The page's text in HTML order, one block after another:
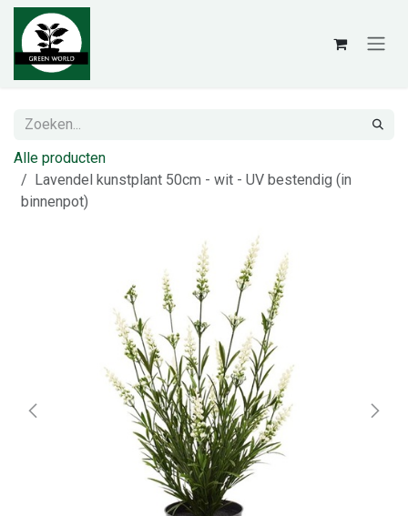
Overslaan naar inhoud
Alle producten
Lavendel kunstplant 50cm - wit - UV bestendig (in
binnenpot)